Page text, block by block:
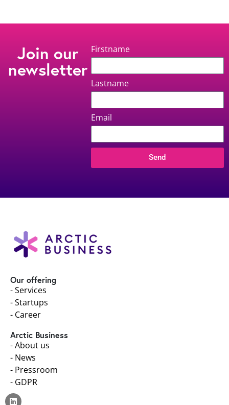
Join our
newsletter
Firstname
Lastname
Email
Send
Our offering
- Services
- Startups
- Career
Arctic Business
- About us
- News
- Pressroom
- GDPR